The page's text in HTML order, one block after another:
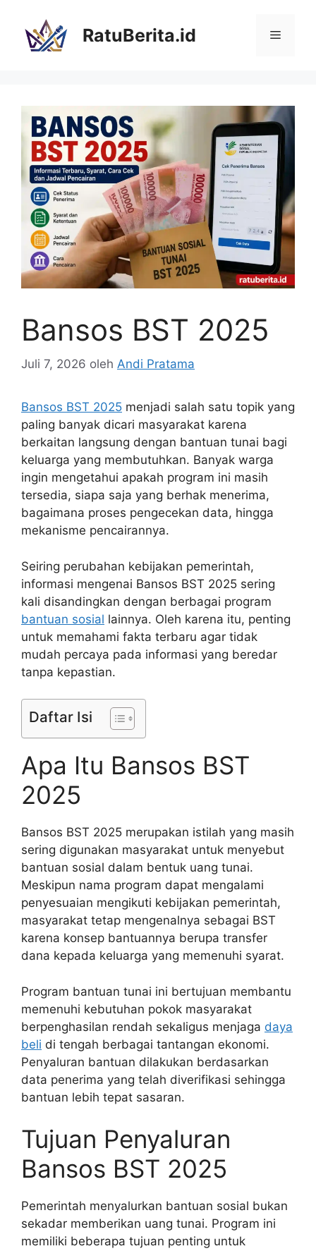
RatuBerita.id Menu
Bansos BST 2025
Juli 7, 2026 oleh Andi Pratama
Bansos BST 2025 menjadi salah satu topik yang
paling banyak dicari masyarakat karena
berkaitan langsung dengan bantuan tunai bagi
keluarga yang membutuhkan. Banyak warga
ingin mengetahui apakah program ini masih
tersedia, siapa saja yang berhak menerima,
bagaimana proses pengecekan data, hingga
mekanisme pencairannya.
Seiring perubahan kebijakan pemerintah,
informasi mengenai Bansos BST 2025 sering
kali disandingkan dengan berbagai program
bantuan sosial lainnya. Oleh karena itu, penting
untuk memahami fakta terbaru agar tidak
mudah percaya pada informasi yang beredar
tanpa kepastian.
Daftar Isi
Apa Itu Bansos BST
2025
Bansos BST 2025 merupakan istilah yang masih
sering digunakan masyarakat untuk menyebut
bantuan sosial dalam bentuk uang tunai.
Meskipun nama program dapat mengalami
penyesuaian mengikuti kebijakan pemerintah,
masyarakat tetap mengenalnya sebagai BST
karena konsep bantuannya berupa transfer
dana kepada keluarga yang memenuhi syarat.
Program bantuan tunai ini bertujuan membantu
memenuhi kebutuhan pokok masyarakat
berpenghasilan rendah sekaligus menjaga daya
beli di tengah berbagai tantangan ekonomi.
Penyaluran bantuan dilakukan berdasarkan
data penerima yang telah diverifikasi sehingga
bantuan lebih tepat sasaran.
Tujuan Penyaluran
Bansos BST 2025
Pemerintah menyalurkan bantuan sosial bukan
sekadar memberikan uang tunai. Program ini
memiliki beberapa tujuan penting untuk